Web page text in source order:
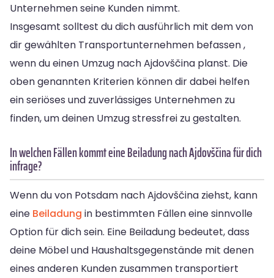
Unternehmen seine Kunden nimmt.
Insgesamt solltest du dich ausführlich mit dem von
dir gewählten Transportunternehmen befassen ,
wenn du einen Umzug nach Ajdovščina planst. Die
oben genannten Kriterien können dir dabei helfen
ein seriöses und zuverlässiges Unternehmen zu
finden, um deinen Umzug stressfrei zu gestalten.
In welchen Fällen kommt eine Beiladung nach Ajdovščina für dich
infrage?
Wenn du von Potsdam nach Ajdovščina ziehst, kann
eine Beiladung in bestimmten Fällen eine sinnvolle
Option für dich sein. Eine Beiladung bedeutet, dass
deine Möbel und Haushaltsgegenstände mit denen
eines anderen Kunden zusammen transportiert